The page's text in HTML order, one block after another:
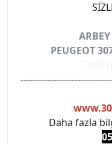
PEUGEOT
Daha fazla